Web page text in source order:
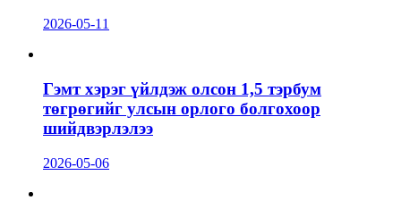
2026-05-11
Гэмт хэрэг үйлдэж олсон 1,5 тэрбум
төгрөгийг улсын орлого болгохоор
шийдвэрлэлээ
2026-05-06